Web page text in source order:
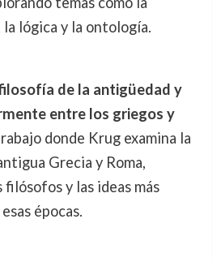
lógica y la ontología.
de la antigüedad y
entre los griegos y
donde Krug examina la
Grecia y Roma,
filósofos y las ideas más
épocas.